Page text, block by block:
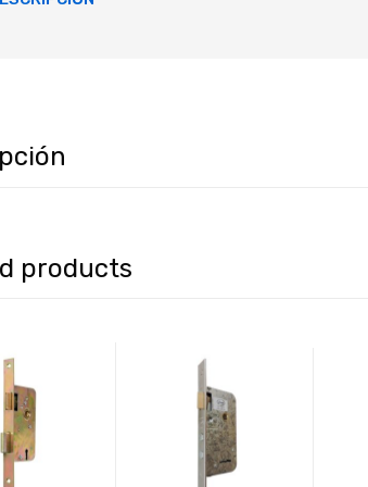
products